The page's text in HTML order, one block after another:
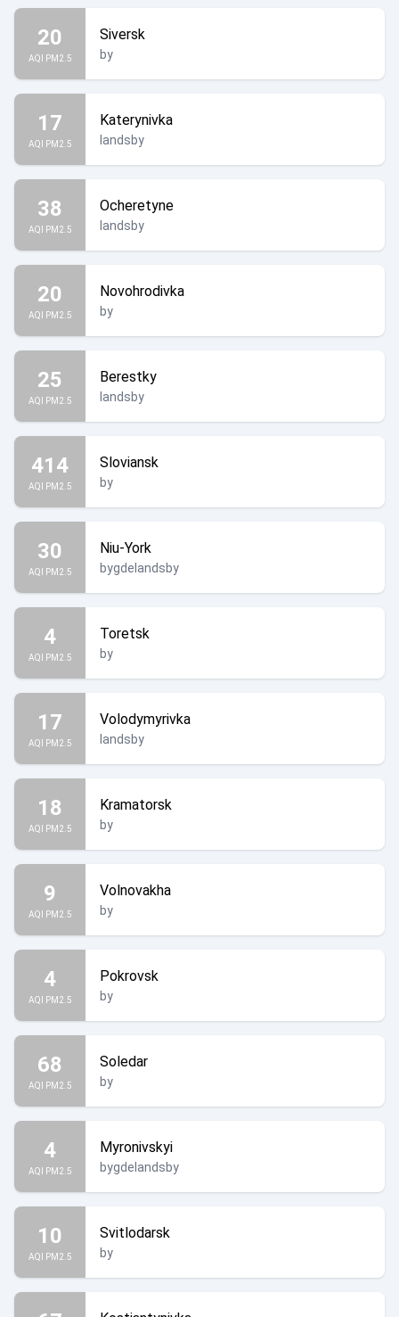
20
AQI PM2.5
Siversk
by
17
AQI PM2.5
Katerynivka
landsby
38
AQI PM2.5
Ocheretyne
landsby
20
AQI PM2.5
Novohrodivka
by
25
AQI PM2.5
Berestky
landsby
414
AQI PM2.5
Sloviansk
by
30
AQI PM2.5
Niu-York
bygdelandsby
4
AQI PM2.5
Toretsk
by
17
AQI PM2.5
Volodymyrivka
landsby
18
AQI PM2.5
Kramatorsk
by
9
AQI PM2.5
Volnovakha
by
4
AQI PM2.5
Pokrovsk
by
68
AQI PM2.5
Soledar
by
4
AQI PM2.5
Myronivskyi
bygdelandsby
10
AQI PM2.5
Svitlodarsk
by